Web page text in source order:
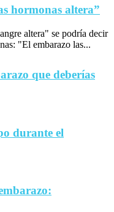
hormonas altera”
altera" se podría decir
"El embarazo las...
que deberías
durante el